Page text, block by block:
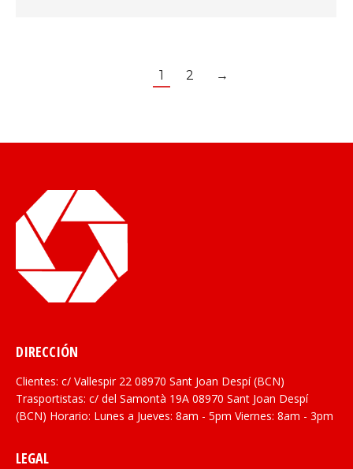
1 2 →
DIRECCIÓN
Clientes: c/ Vallespir 22 08970 Sant Joan Despí (BCN)
Trasportistas: c/ del Samontà 19A 08970 Sant Joan Despí
(BCN) Horario: Lunes a Jueves: 8am - 5pm Viernes: 8am - 3pm
LEGAL